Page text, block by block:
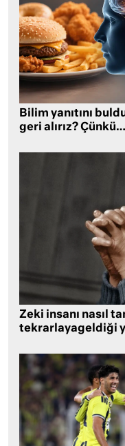
Bilim yanıtını
geri alırız? Çünkü…
Zeki insanı nasıl
tekrarlayageldiği